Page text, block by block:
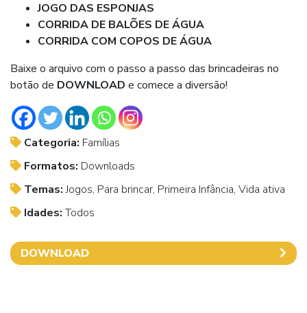
JOGO DAS ESPONJAS
CORRIDA DE BALÕES DE ÁGUA
CORRIDA COM COPOS DE ÁGUA
Baixe o arquivo com o passo a passo das brincadeiras no
botão de DOWNLOAD e comece a diversão!
Categoria: Famílias
Formatos: Downloads
Temas:Jogos, Para brincar, Primeira Infância, Vida ativa
Idades:Todos
DOWNLOAD